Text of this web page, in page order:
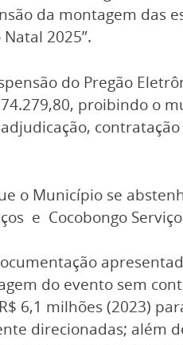
da montagem das
2025”.
do Pregão
proibindo o
o Município se
e Cocobongo
do evento sem
6,1 milhões (2023)
direcionadas; além